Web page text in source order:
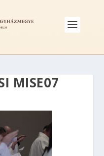
MISE07